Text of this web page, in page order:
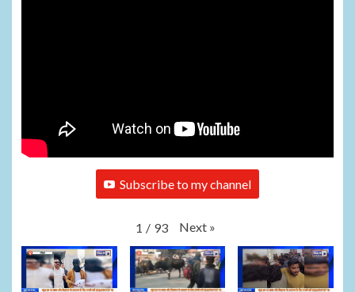
Subscribe to my channel
1 / 93 Next »